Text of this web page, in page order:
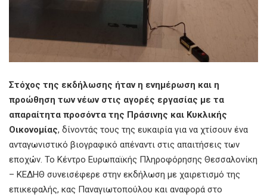
Στόχος της εκδήλωσης ήταν η ενημέρωση και η
προώθηση των νέων στις αγορές εργασίας με τα
απαραίτητα προσόντα της Πράσινης και Κυκλικής
Οικονομίας, δίνοντάς τους της ευκαιρία για να χτίσουν ένα
ανταγωνιστικό βιογραφικό απέναντι στις απαιτήσεις των
εποχών. Το Κέντρο Ευρωπαϊκής Πληροφόρησης Θεσσαλονίκη
– ΚΕΔΗΘ συνεισέφερε στην εκδήλωση με χαιρετισμό της
επικεφαλής, κας Παναγιωτοπούλου και αναφορά στο